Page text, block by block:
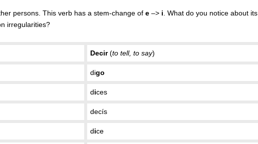
persons. This verb has a stem-change of e –> i . What do you notice about its
irregularities?
Decir(to tell, to say)
digo
dices
decís
dice